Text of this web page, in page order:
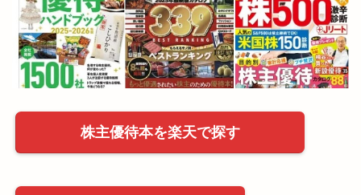
株主優待本を楽天で探す